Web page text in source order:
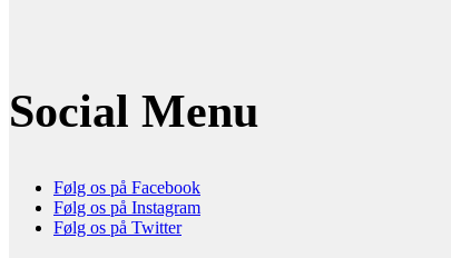
Social Menu
Følg os på Facebook
Følg os på Instagram
Følg os på Twitter